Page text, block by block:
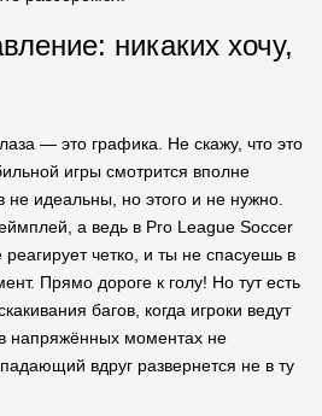
никаких хочу,
— это графика. Не скажу, что это
игры смотрится вполне
не идеальны, но этого и не нужно.
а ведь в Pro League Soccer
четко, и ты не спасуешь в
Прямо дороге к голу! Но тут есть
багов, когда игроки ведут
напряжённых моментах не
вдруг развернется не в ту